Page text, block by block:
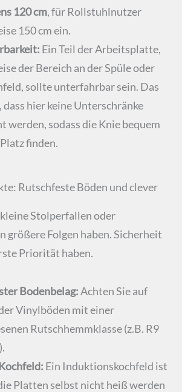
120 cm, für Rollstuhlnutzer
150 cm ein.
Ein Teil der Arbeitsplatte,
der Bereich an der Spüle oder
sollte unterfahrbar sein. Das
hier keine Unterschränke
werden, sodass die Knie bequem
finden.
Rutschfeste Böden und clever
Stolperfallen oder
größere Folgen haben. Sicherheit
Priorität haben.
Bodenbelag:Achten Sie auf
Vinylböden mit einer
Rutschhemmklasse (z.B. R9
Ein Induktionskochfeld ist
Platten selbst nicht heiß werden